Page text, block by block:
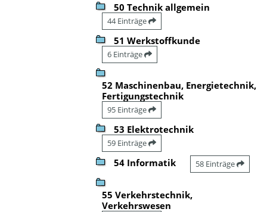
50 Technik allgemein
44 Einträge
51 Werkstoffkunde
6 Einträge
52 Maschinenbau, Energietechnik,
Fertigungstechnik
95 Einträge
53 Elektrotechnik
59 Einträge
54 Informatik 58 Einträge
55 Verkehrstechnik,
Verkehrswesen